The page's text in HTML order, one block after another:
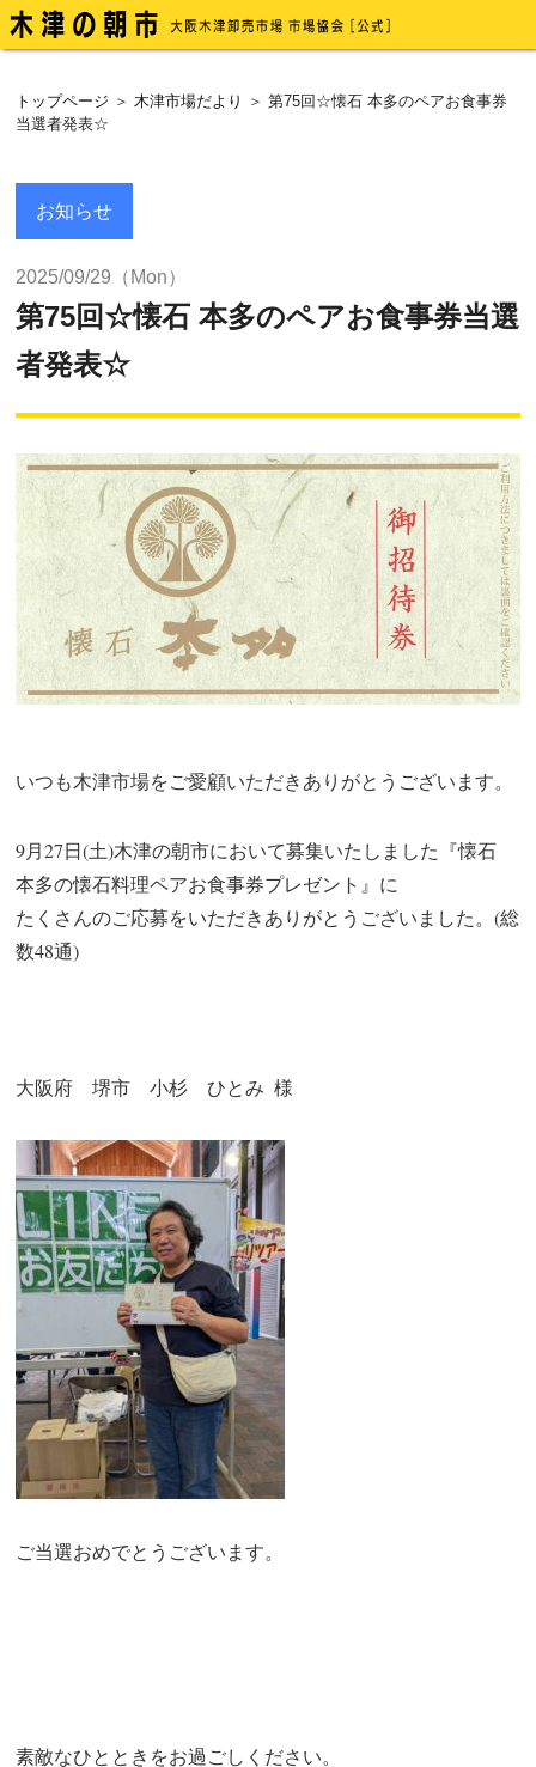
トップページ ＞木津市場だより
＞ 第75回☆懐石 本多のペアお食事券
当選者発表☆
お知らせ
2025/09/29（Mon）
第75回☆懐石 本多のペアお食事券当選
者発表☆
いつも木津市場をご愛顧いただきありがとうございます。
9月27日(土)木津の朝市において募集いたしました『懐石
本多の懐石料理ペアお食事券プレゼント』に
たくさんのご応募をいただきありがとうございました。(総
数48通)
大阪府 堺市 小杉 ひとみ 様
ご当選おめでとうございます。
素敵なひとときをお過ごしください。